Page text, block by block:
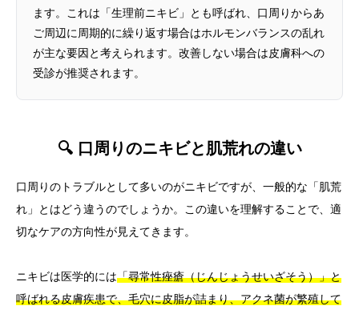
ます。これは「生理前ニキビ」とも呼ばれ、口周りからあ
ご周辺に周期的に繰り返す場合はホルモンバランスの乱れ
が主な要因と考えられます。改善しない場合は皮膚科への
受診が推奨されます。
🔍 口周りのニキビと肌荒れの違い
口周りのトラブルとして多いのがニキビですが、一般的な「肌荒
れ」とはどう違うのでしょうか。この違いを理解することで、適
切なケアの方向性が見えてきます。
ニキビは医学的には「尋常性痤瘡（じんじょうせいざそう）」と
呼ばれる皮膚疾患で、毛穴に皮脂が詰まり、アクネ菌が繁殖して